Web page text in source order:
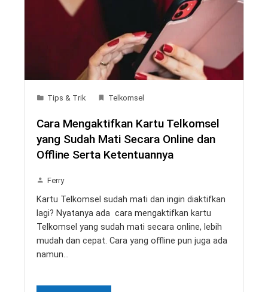
Tips & Trik Telkomsel
Cara Mengaktifkan Kartu Telkomsel
yang Sudah Mati Secara Online dan
Offline Serta Ketentuannya
Ferry
Kartu Telkomsel sudah mati dan ingin diaktifkan
lagi? Nyatanya ada cara mengaktifkan kartu
Telkomsel yang sudah mati secara online, lebih
mudah dan cepat. Cara yang offline pun juga ada
namun…